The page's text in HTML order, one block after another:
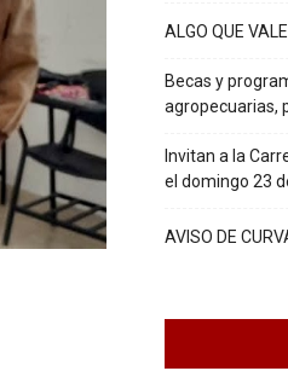
ALGO QUE
Becas y
agropecuarias,
Invitan a la
el domingo 23
AVISO DE